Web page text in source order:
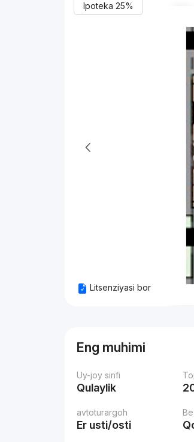
Ipoteka 25%
Litsenziyasi bor
Eng muhimi
Uy-joy sinfi
Qulaylik
avtoturargoh
Er usti/osti